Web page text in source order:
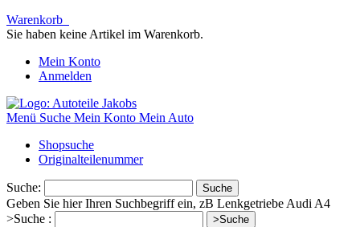
Warenkorb
Sie haben keine Artikel im Warenkorb.
Mein Konto
Anmelden
Menü Suche Mein Konto Mein Auto
Shopsuche
Originalteilenummer
Suche: Suche
Geben Sie hier Ihren Suchbegriff ein, zB Lenkgetriebe Audi A4
>Suche :
>Suche